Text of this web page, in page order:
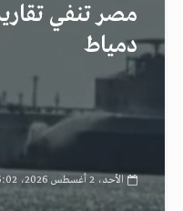
مصر تنفي
دمياط
الأحد، 2 أغسطس 2026، 6:02 ص